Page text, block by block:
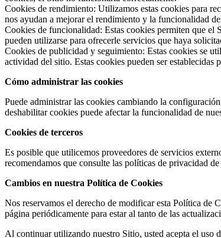
Cookies de rendimiento: Utilizamos estas cookies para
nos ayudan a mejorar el rendimiento y la funcionalidad
Cookies de funcionalidad: Estas cookies permiten que el
pueden utilizarse para ofrecerle servicios que haya
Cookies de publicidad y seguimiento: Estas cookies se
actividad del sitio. Estas cookies pueden ser establecidas
Cómo administrar las cookies
Puede administrar las cookies cambiando la
deshabilitar cookies puede afectar la funcionalidad de
Cookies de terceros
Es posible que utilicemos proveedores de servicios
recomendamos que consulte las políticas de privacidad
Cambios en nuestra Política de Cookies
Nos reservamos el derecho de modificar esta Política de
página periódicamente para estar al tanto de las
Al continuar utilizando nuestro Sitio, usted acepta el uso